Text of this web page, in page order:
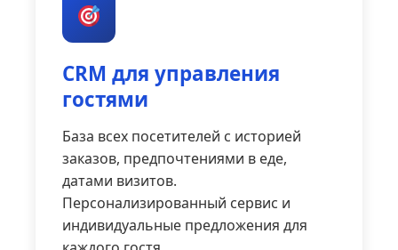
CRM для управления
гостями
База всех посетителей с историей
заказов, предпочтениями в еде,
датами визитов.
Персонализированный сервис и
индивидуальные предложения для